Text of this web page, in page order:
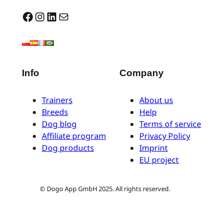
Dogo facebook InstagramLinkedIn E-Mail
Info
Trainers
Breeds
Dog blog
Affiliate program
Dog products
Company
About us
Help
Terms of service
Privacy Policy
Imprint
EU project
© Dogo App GmbH 2025. All rights reserved.